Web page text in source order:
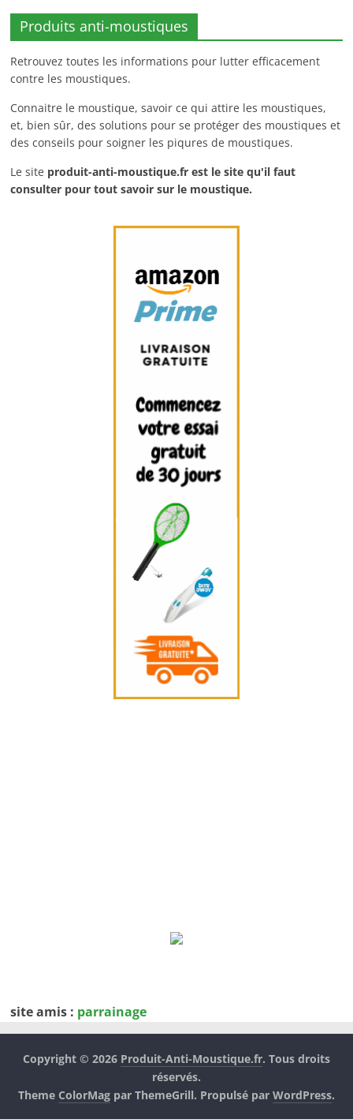
Produits anti-moustiques
Retrouvez toutes les informations pour lutter efficacement
contre les moustiques.
Connaitre le moustique, savoir ce qui attire les moustiques,
et, bien sûr, des solutions pour se protéger des moustiques et
des conseils pour soigner les piqures de moustiques.
Le site produit-anti-moustique.fr est le site qu'il faut
consulter pour tout savoir sur le moustique.
site amis : parrainage
Copyright © 2026 Produit-Anti-Moustique.fr. Tous droits
réservés.
Theme ColorMagpar ThemeGrill. Propulsé par WordPress.